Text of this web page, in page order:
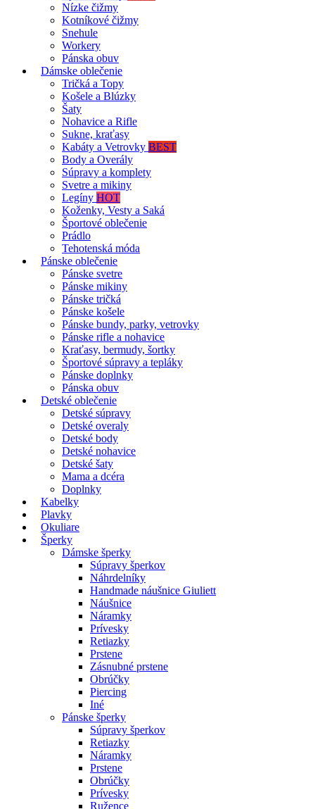
Nízke čižmy
Kotníkové čižmy
Snehule
Workery
Pánska obuv
Dámske oblečenie
Tričká a Topy
Košele a Blúzky
Šaty
Nohavice a Rifle
Sukne, kraťasy
Kabáty a Vetrovky BEST
Body a Overály
Súpravy a komplety
Svetre a mikiny
Legíny HOT
Koženky, Vesty a Saká
Športové oblečenie
Prádlo
Tehotenská móda
Pánske oblečenie
Pánske svetre
Pánske mikiny
Pánske tričká
Pánske košele
Pánske bundy, parky, vetrovky
Pánske rifle a nohavice
Kraťasy, bermudy, šortky
Športové súpravy a tepláky
Pánske doplnky
Pánska obuv
Detské oblečenie
Detské súpravy
Detské overaly
Detské body
Detské nohavice
Detské šaty
Mama a dcéra
Doplnky
Kabelky
Plavky
Okuliare
Šperky
Dámske šperky
Súpravy šperkov
Náhrdelníky
Handmade náušnice Giuliett
Náušnice
Náramky
Prívesky
Retiazky
Prstene
Zásnubné prstene
Obrúčky
Piercing
Iné
Pánske šperky
Súpravy šperkov
Retiazky
Náramky
Prstene
Obrúčky
Prívesky
Ružence